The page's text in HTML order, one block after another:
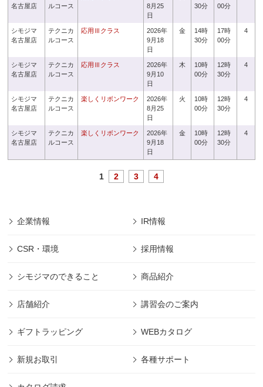
名古屋店
ルコース
8月25
日
30分
00分
シモジマ
名古屋店
テクニカ
ルコース
応用Ⅲクラス
2026年
9月18
日
金
14時
30分
17時
00分
4
シモジマ
名古屋店
テクニカ
ルコース
応用Ⅲクラス
2026年
9月10
日
木
10時
00分
12時
30分
4
シモジマ
名古屋店
テクニカ
ルコース
楽しくリボンワーク
2026年
8月25
日
火
10時
00分
12時
30分
4
シモジマ
名古屋店
テクニカ
ルコース
楽しくリボンワーク
2026年
9月18
日
金
10時
00分
12時
30分
4
1 2 3 4
企業情報 IR情報
CSR・環境 採用情報
シモジマのできること 商品紹介
店舗紹介 講習会のご案内
ギフトラッピング WEBカタログ
新規お取引 各種サポート